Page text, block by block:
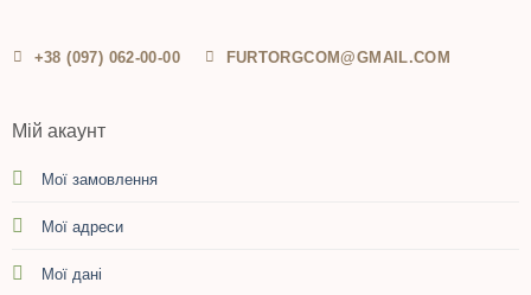
+38 (097) 062-00-00 FURTORGCOM@GMAIL.COM
Мій акаунт
Мої замовлення
Мої адреси
Мої дані